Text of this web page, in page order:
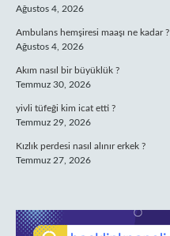
Ağustos 4, 2026
Ambulans hemşiresi maaşı ne kadar ?
Ağustos 4, 2026
Akım nasıl bir büyüklük ?
Temmuz 30, 2026
yivli tüfeği kim icat etti ?
Temmuz 29, 2026
Kızlık perdesi nasıl alınır erkek ?
Temmuz 27, 2026